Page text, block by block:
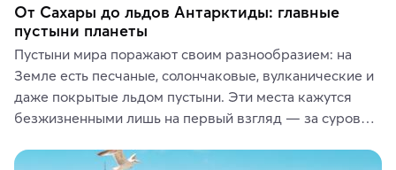
От Сахары до льдов Антарктиды: главные
пустыни планеты
Пустыни мира поражают своим разнообразием: на
Земле есть песчаные, солончаковые, вулканические и
даже покрытые льдом пустыни. Эти места кажутся
безжизненными лишь на первый взгляд — за суровой
животные и маршруты, которые дарят одни из самых